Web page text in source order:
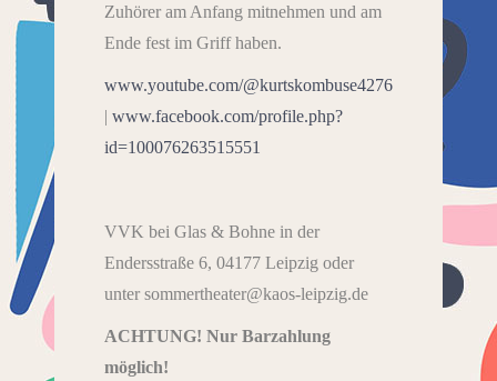
Zuhörer am Anfang mitnehmen und am
Ende fest im Griff haben.
www.youtube.com/@kurtskombuse4276
| www.facebook.com/profile.php?
id=100076263515551
VVK bei Glas & Bohne in der
Endersstraße 6, 04177 Leipzig oder
unter sommertheater@kaos-leipzig.de
ACHTUNG! Nur Barzahlung
möglich!